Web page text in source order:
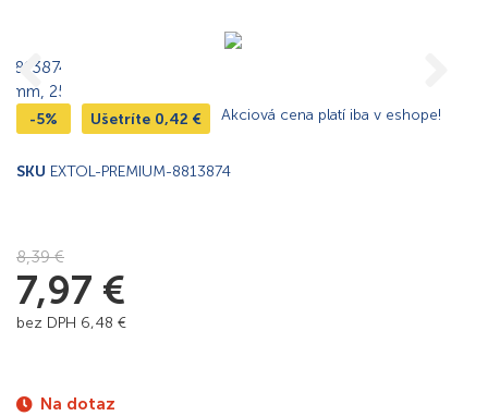
-5% Ušetríte 0,42 € Akciová cena platí iba v eshope!
SKU EXTOL-PREMIUM-8813874
8,39€
7,97 €
bez DPH 6,48 €
Na dotaz